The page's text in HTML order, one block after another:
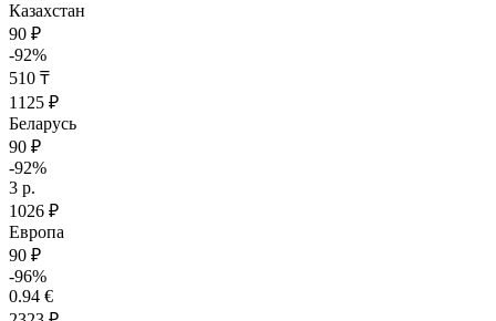
Казахстан
90 ₽
-92%
510 ₸
1125 ₽
Беларусь
90 ₽
-92%
3 р.
1026 ₽
Европа
90 ₽
-96%
0.94 €